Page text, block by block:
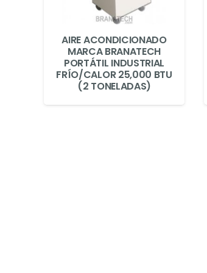
AIRE ACONDICIONADO
MARCA BRANATECH
PORTÁTIL INDUSTRIAL
FRÍO/CALOR 25,000 BTU
(2 TONELADAS)